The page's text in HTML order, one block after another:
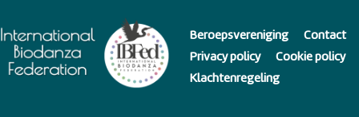
Beroepsvereniging
Contact
Privacy policy
Cookie policy
Klachtenregeling